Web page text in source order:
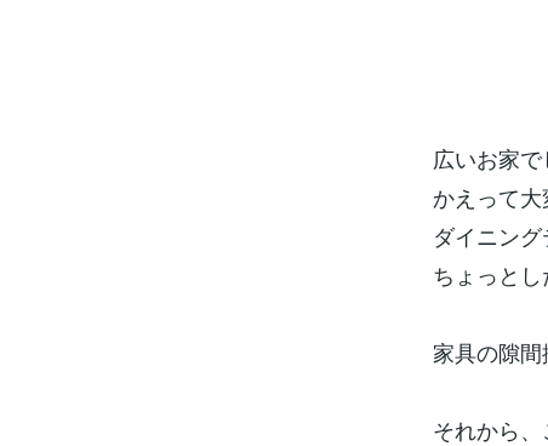
広いお家で
かえって
ダイニン
ちょっと
家具の隙間
それから